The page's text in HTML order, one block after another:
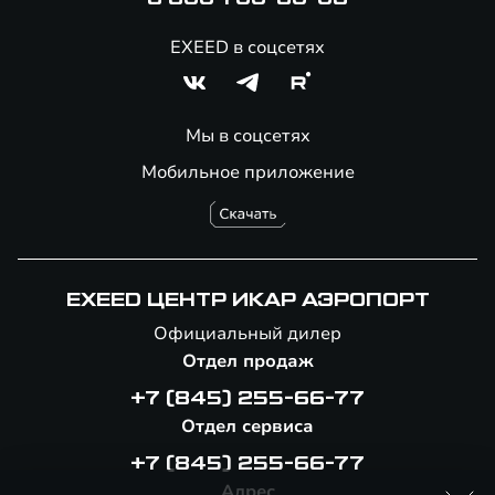
Мобильное приложение
EXEED в соцсетях
Мы в соцсетях
EXEED ЦЕНТР ИКАР АЭРОПОРТ
Официальный дилер
Отдел продаж
+7 (845) 255-66-77
Отдел сервиса
+7 (845) 255-66-77